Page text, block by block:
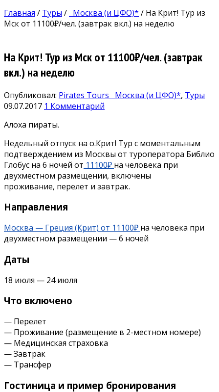
Главная / Туры / Москва (и ЦФО)* / На Крит! Тур из
Мск от 11100₽/чел. (завтрак вкл.) на неделю
На Крит! Тур из Мск от 11100₽/чел. (завтрак
вкл.) на неделю
Опубликовал: Pirates Tours Москва (и ЦФО)*, Туры
09.07.2017 1 Комментарий
Алоха пираты.
Недельный отпуск на о.Крит! Тур с моментальным
подтверждением из Москвы от туроператора Библио
Глобус на 6 ночей от 11100₽ на человека при
двухместном размещении, включены
проживание, перелет и завтрак.
Направления
Москва — Греция (Крит) от 11100₽ на человека при
двухместном размещении — 6 ночей
Даты
18 июля — 24 июля
Что включено
— Перелет
— Проживание (размещение в 2-местном номере)
— Медицинская страховка
— Завтрак
— Трансфер
Гостиница и пример бронирования